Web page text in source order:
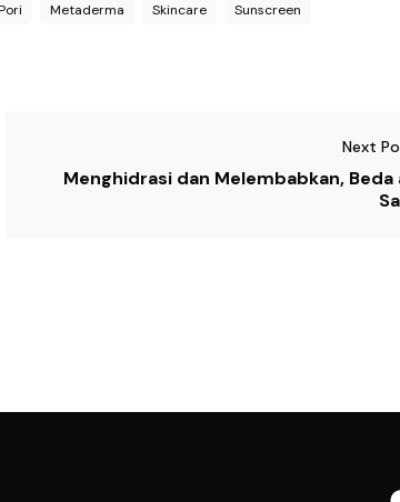
Metaderma Skincare Sunscreen
Next
Menghidrasi dan Melembabkan, Beda